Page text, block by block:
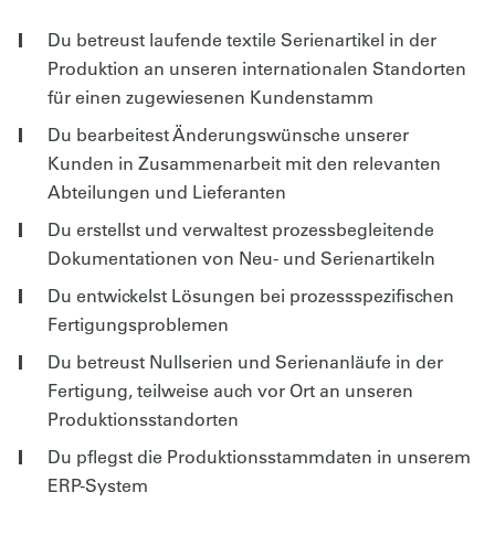
Du betreust laufende textile Serienartikel in der
Produktion an unseren internationalen Standorten
für einen zugewiesenen Kundenstamm
Du bearbeitest Änderungswünsche unserer
Kunden in Zusammenarbeit mit den relevanten
Abteilungen und Lieferanten
Du erstellst und verwaltest prozessbegleitende
Dokumentationen von Neu- und Serienartikeln
Du entwickelst Lösungen bei prozessspezifischen
Fertigungsproblemen
Du betreust Nullserien und Serienanläufe in der
Fertigung, teilweise auch vor Ort an unseren
Produktionsstandorten
Du pflegst die Produktionsstammdaten in unserem
ERP-System